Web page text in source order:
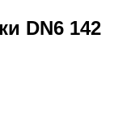
DN6 142